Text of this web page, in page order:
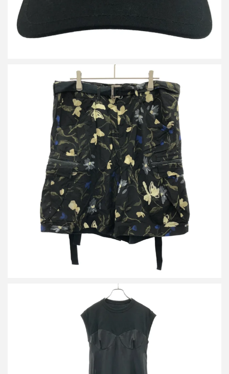
サカイ 24SS Floral Print Shorts フラワープリント ショートパンツ
買取金額10,800円
詳しく見る
サカイ 23SS Cotton Jersey Dress ノースリーブコットンジャージ